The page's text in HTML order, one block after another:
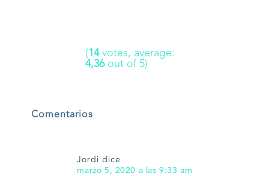
(14votes, average:
4,36out of 5)
Comentarios
Jordi dice
marzo 5, 2020 a las 9:33 am